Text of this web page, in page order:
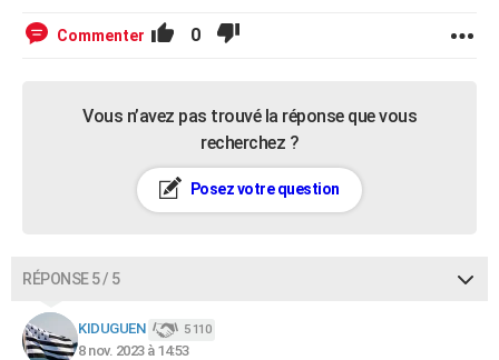
Commenter 0
Vous n’avez pas trouvé la réponse que vous
recherchez ?
Posez votre question
RÉPONSE 5 / 5
KIDUGUEN 5 110
8 nov. 2023 à 14:53